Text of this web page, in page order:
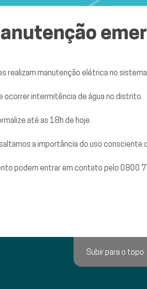
realizam manutenção elétrica no
ocorrer intermitência de água no distrito.
até as 18h de hoje.
a importância do uso consciente
podem entrar em contato pelo 0800
Subir para o topo